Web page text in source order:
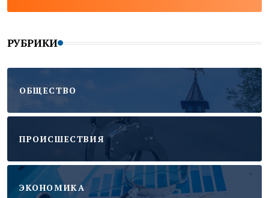
РУБРИКИ
ОБЩЕСТВО
ПРОИСШЕСТВИЯ
ЭКОНОМИКА